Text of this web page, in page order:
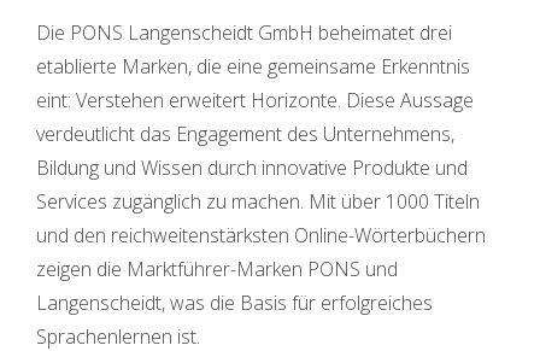
Sprachen
lernen
PONS
und
Langenscheidt
Die
perfekte
Symbiose
Buch
und
Die PONS Langenscheidt GmbH beheimatet drei
etablierte Marken, die eine gemeinsame Erkenntnis
eint: Verstehen erweitert Horizonte. Diese Aussage
verdeutlicht das Engagement des Unternehmens,
Bildung und Wissen durch innovative Produkte und
Services zugänglich zu machen. Mit über 1000 Titeln
und den reichweitenstärksten Online-Wörterbüchern
zeigen die Marktführer-Marken PONS und
Langenscheidt, was die Basis für erfolgreiches
Sprachenlernen ist.